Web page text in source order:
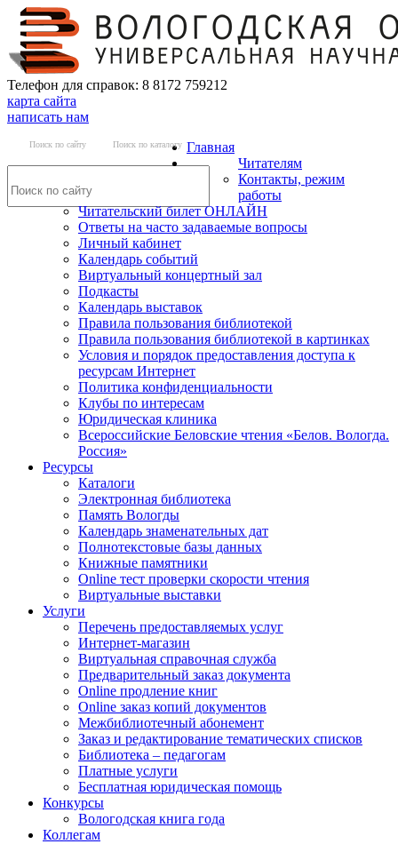
Телефон для справок: 8 8172 759212
карта сайта
написать нам
Поиск по сайту Поиск по каталогу Главная
Читателям
Контакты, режим
работы
Читательский билет ОНЛАЙН
Ответы на часто задаваемые вопросы
Личный кабинет
Календарь событий
Виртуальный концертный зал
Подкасты
Календарь выставок
Правила пользования библиотекой
Правила пользования библиотекой в картинках
Условия и порядок предоставления доступа к
ресурсам Интернет
Политика конфиденциальности
Клубы по интересам
Юридическая клиника
Всероссийские Беловские чтения «Белов. Вологда.
Россия»
Ресурсы
Каталоги
Электронная библиотека
Память Вологды
Календарь знаменательных дат
Полнотекстовые базы данных
Книжные памятники
Online тест проверки скорости чтения
Виртуальные выставки
Услуги
Перечень предоставляемых услуг
Интернет-магазин
Виртуальная справочная служба
Предварительный заказ документа
Online продление книг
Online заказ копий документов
Межбиблиотечный абонемент
Заказ и редактирование тематических списков
Библиотека – педагогам
Платные услуги
Бесплатная юридическая помощь
Конкурсы
Вологодская книга года
Коллегам